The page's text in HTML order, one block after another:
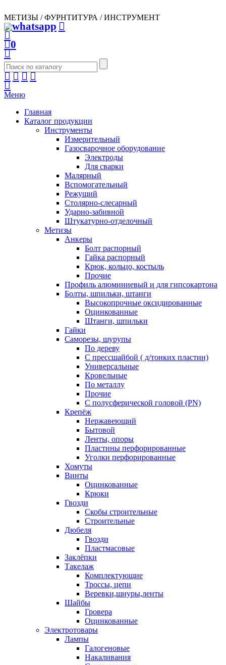
МЕТИЗЫ / ФУРНТИТУРА / ИНСТРУМЕНТ
0
Меню
Главная
Каталог продукции
Инструменты
Измерительный
Газосварочное оборудование
Электроды
Для сварки
Малярный
Вспомогательный
Режущий
Столярно-слесарный
Ударно-забивной
Штукатурно-отделочный
Метизы
Анкеры
Болт распорный
Гайка распорный
Крюк, кольцо, костыль
Прочие
Профиль алюминиевый и для гипсокартона
Болты, шпильки, штанги
Высокопрочные оксидированные
Оцинкованные
Штанги, шпильки
Гайки
Саморезы, шурупы
По дереву
С прессшайбой ( д/тонких пластин)
Универсальные
Кровельные
По металлу
Прочие
С полусферической головой (PN)
Крепёж
Нержавеющий
Бытовой
Ленты, опоры
Пластины перфорированные
Уголки перфорированные
Хомуты
Винты
Оцинкованные
Крюки
Гвозди
Скобы строительные
Строительные
Дюбеля
Гвозди
Пластмасовые
Заклёпки
Такелаж
Комплектующие
Троссы, цепи
Веревки,шнуры,ленты
Шайбы
Гровера
Оцинкованные
Электротовары
Лампы
Галогеновые
Накаливания